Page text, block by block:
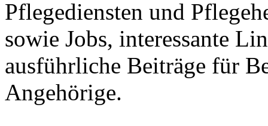
Pflegediensten und
sowie Jobs, interessante
ausführliche Beiträge für
Angehörige.